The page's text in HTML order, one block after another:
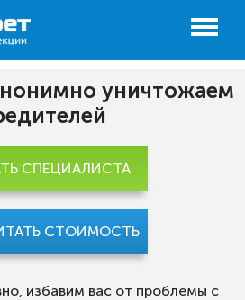
уничтожаем
избавим вас от проблемы с
СПЕЦИАЛИСТА
СТОИМОСТЬ